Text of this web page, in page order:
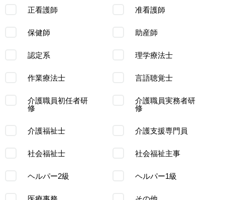
正看護師 准看護師
保健師 助産師
認定系 理学療法士
作業療法士 言語聴覚士
介護職員初任者研
修
介護職員実務者研
修
介護福祉士 介護支援専門員
社会福祉士 社会福祉主事
ヘルパー2級 ヘルパー1級